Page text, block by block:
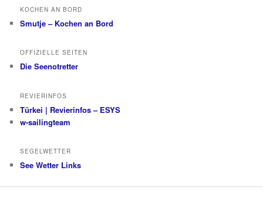
KOCHEN AN BORD
Smutje – Kochen an Bord
OFFIZIELLE SEITEN
Die Seenotretter
REVIERINFOS
Türkei | Revierinfos – ESYS
w-sailingteam
SEGELWETTER
See Wetter Links